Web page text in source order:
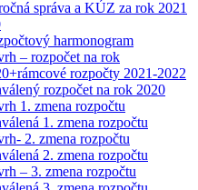
správa a KÚZ za rok 2021
harmonogram
– rozpočet na rok
rozpočty 2021-2022
rozpočet na rok 2020
1. zmena rozpočtu
1. zmena rozpočtu
2. zmena rozpočtu
2. zmena rozpočtu
– 3. zmena rozpočtu